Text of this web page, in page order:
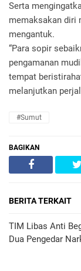
Serta
memaksakan diri
mengantuk.
“Para sopir
pengamanan
tempat
melanjutkan
#Sumut
BAGIKAN
BERITA TERKAIT
TIM Libas Anti
Dua Pengedar